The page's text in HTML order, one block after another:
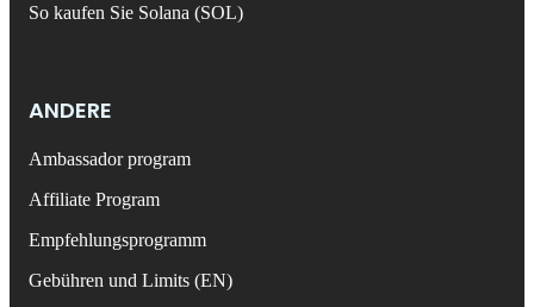
So kaufen Sie Solana (SOL)
ANDERE
Ambassador program
Affiliate Program
Empfehlungsprogramm
Gebühren und Limits (EN)